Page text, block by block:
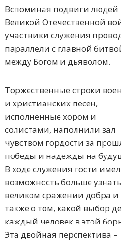
Вспоминая подвиги людей
Великой Отечественной
участники служения
параллели с главной
между Богом и дьяволом.
Торжественные строки
и христианских песен,
исполненные хором и
солистами, наполнили зал
чувством гордости за
победы и надежды на
В ходе служения гости
возможность больше
великом сражении добра и
также о том, какой выбор
каждый человек в этой
Эта двойная перспектива –